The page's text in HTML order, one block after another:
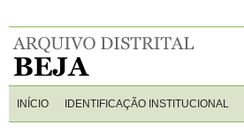
INÍCIO IDENTIFICAÇÃO INSTITUCIONAL